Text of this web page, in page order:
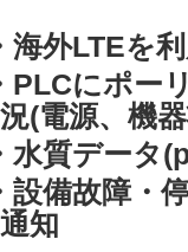
海外LTEを
PLCにポー
況(電源、機
水質データ
設備故障・
通知